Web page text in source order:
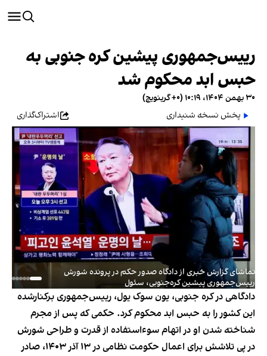
رییس‌جمهوری پیشین کره جنوبی به
حبس ابد محکوم شد
۳۰ بهمن ۱۴۰۴، ۱۰:۱۹ (‎+۰ گرینویچ)
پخش نسخه شنیداری
اشتراک‌گذاری
تماشای گزارش خبری از دادگاه صدور حکم در پرونده شورش
رییس‌جمهوری پیشین کره‌جنوبی، سئول
دادگاهی در کره جنوبی، یون سوک یول، رییس‌جمهوری برکنار‌شده
این کشور را به حبس ابد محکوم کرد. حکمی که پس از مجرم
شناخته شدن او در اتهام سوءاستفاده از قدرت و طراحی شورش
در پی تلاشش برای اعمال حکومت نظامی در ۱۳ آذر ۱۴۰۳، صادر